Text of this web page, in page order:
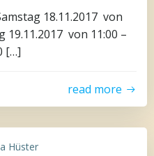
18.11.2017 von
19.11.2017 von 11:00 –
[…]
read more
Hüster